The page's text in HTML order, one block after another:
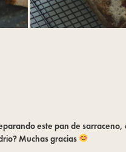
este pan de
Muchas gracias